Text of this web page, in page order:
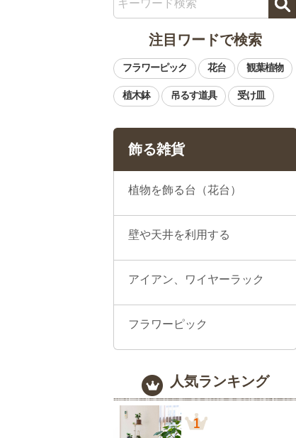
注目ワードで検索
飾る雑貨
植物を飾る台（花台）
壁や天井を利用する
アイアン、ワイヤーラック
フラワーピック
人気ランキング